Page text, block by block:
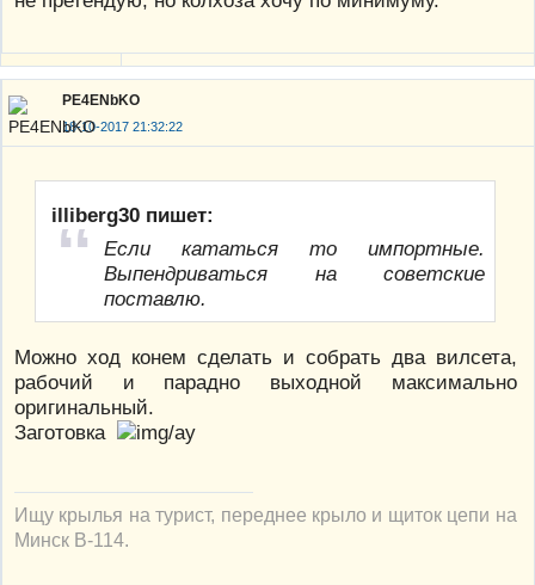
PE4ENbKO
18-10-2017 21:32:22
illiberg30 пишет:
Если кататься то импортные.
Выпендриваться на советские
поставлю.
Можно ход конем сделать и собрать два вилсета,
рабочий и парадно выходной максимально
оригинальный.
Заготовка
Ищу крылья на турист, переднее крыло и щиток цепи на
Минск В-114.